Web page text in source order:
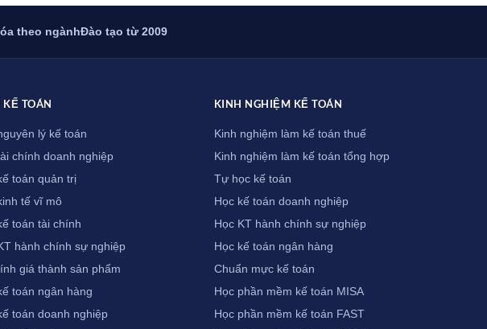
theo ngànhĐào tạo từ 2009
KẾ TOÁN
lý kế toán
chính doanh nghiệp
toán quản trị
tế vĩ mô
toán tài chính
hành chính sự nghiệp
giá thành sản phẩm
toán ngân hàng
toán doanh nghiệp
KINH NGHIỆM KẾ TOÁN
Kinh nghiệm làm kế toán thuế
Kinh nghiệm làm kế toán tổng hợp
Tự học kế toán
Học kế toán doanh nghiệp
Học KT hành chính sự nghiệp
Học kế toán ngân hàng
Chuẩn mực kế toán
Học phần mềm kế toán MISA
Học phần mềm kế toán FAST